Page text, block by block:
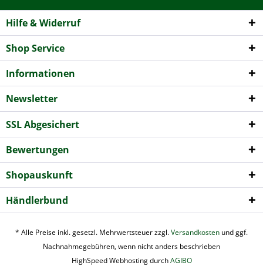
Hilfe & Widerruf
Shop Service
Informationen
Newsletter
SSL Abgesichert
Bewertungen
Shopauskunft
Händlerbund
* Alle Preise inkl. gesetzl. Mehrwertsteuer zzgl.Versandkosten und ggf.
Nachnahmegebühren, wenn nicht anders beschrieben
HighSpeed Webhosting durchAGIBO